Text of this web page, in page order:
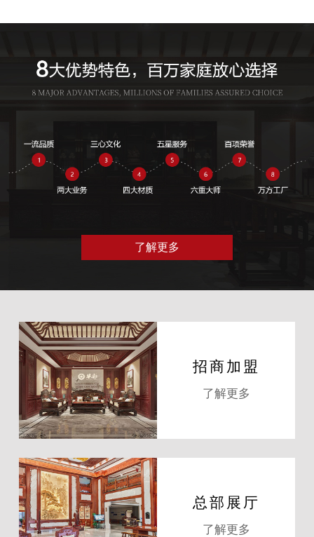
了解更多
招商加盟
了解更多
总部展厅
了解更多